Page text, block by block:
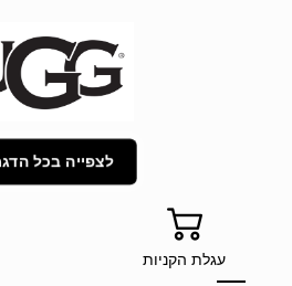
לצפייה בכל
עגלת הקניות